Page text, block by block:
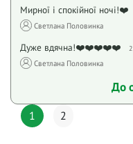
Мирної і спокійної ночі!❤️
Светлана Половинка
Дуже вдячна!❤️❤️❤️❤️❤️
Светлана Половинка
До
1 2